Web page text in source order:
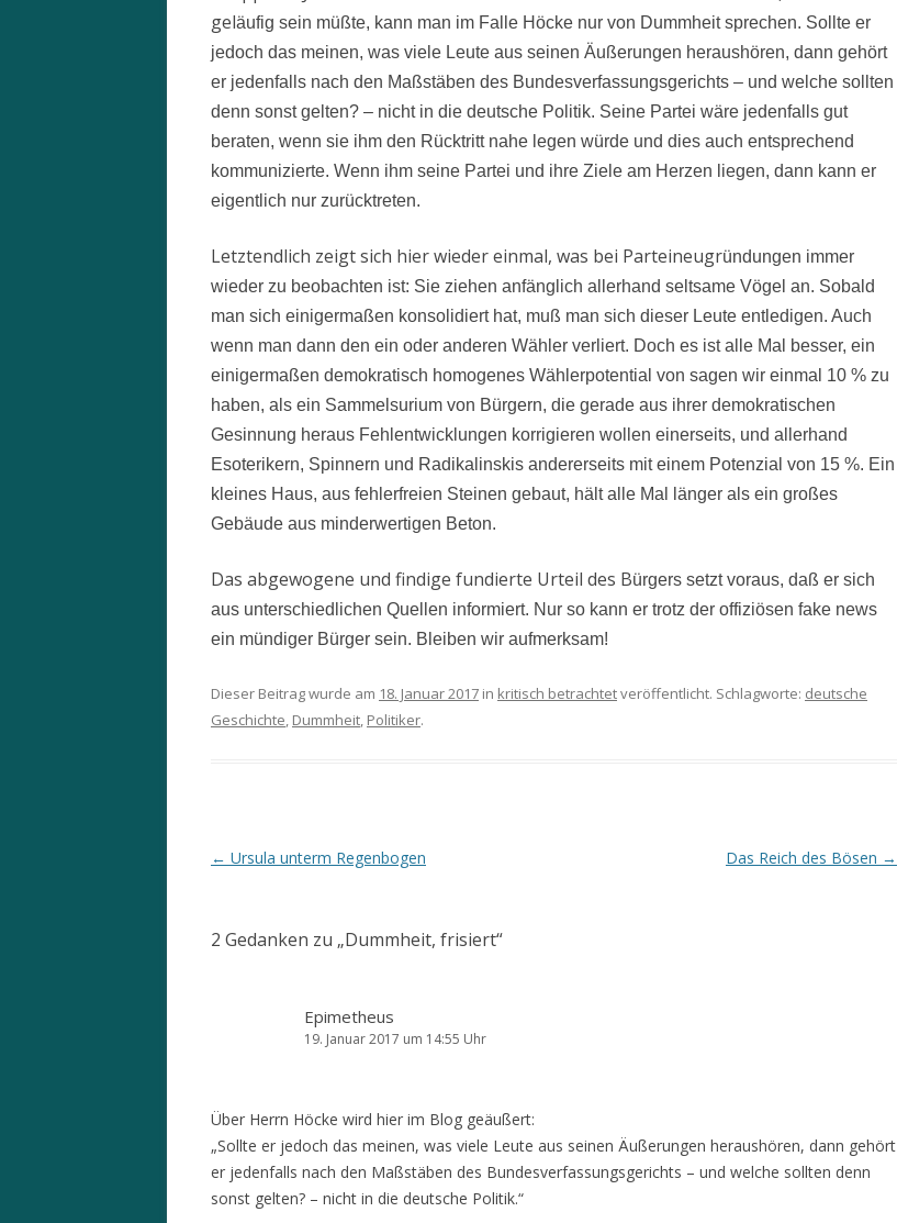
geläufig sein müßte, kann man im Falle Höcke nur von Dummheit sprechen. Sollte er
jedoch das meinen, was viele Leute aus seinen Äußerungen heraushören, dann gehört
er jedenfalls nach den Maßstäben des Bundesverfassungsgerichts – und welche sollten
denn sonst gelten? – nicht in die deutsche Politik. Seine Partei wäre jedenfalls gut
beraten, wenn sie ihm den Rücktritt nahe legen würde und dies auch entsprechend
kommunizierte. Wenn ihm seine Partei und ihre Ziele am Herzen liegen, dann kann er
eigentlich nur zurücktreten.
Letztendlich zeigt sich hier wieder einmal, was bei Parteineugründungen immer
wieder zu beobachten ist: Sie ziehen anfänglich allerhand seltsame Vögel an. Sobald
man sich einigermaßen konsolidiert hat, muß man sich dieser Leute entledigen. Auch
wenn man dann den ein oder anderen Wähler verliert. Doch es ist alle Mal besser, ein
einigermaßen demokratisch homogenes Wählerpotential von sagen wir einmal 10 % zu
haben, als ein Sammelsurium von Bürgern, die gerade aus ihrer demokratischen
Gesinnung heraus Fehlentwicklungen korrigieren wollen einerseits, und allerhand
Esoterikern, Spinnern und Radikalinskis andererseits mit einem Potenzial von 15 %. Ein
kleines Haus, aus fehlerfreien Steinen gebaut, hält alle Mal länger als ein großes
Gebäude aus minderwertigen Beton.
Das abgewogene und findige fundierte Urteil des Bürgers setzt voraus, daß er sich
aus unterschiedlichen Quellen informiert. Nur so kann er trotz der offiziösen fake news
ein mündiger Bürger sein. Bleiben wir aufmerksam!
Dieser Beitrag wurde am 18. Januar 2017 in kritisch betrachtetveröffentlicht. Schlagworte: deutsche
Geschichte, Dummheit, Politiker.
Beitrags-
← Ursula unterm Regenbogen Das Reich des Bösen →
2 Gedanken zu „Dummheit, frisiert“
Epimetheus
19. Januar 2017 um 14:55 Uhr
Über Herrn Höcke wird hier im Blog geäußert:
„Sollte er jedoch das meinen, was viele Leute aus seinen Äußerungen heraushören, dann gehört
er jedenfalls nach den Maßstäben des Bundesverfassungsgerichts – und welche sollten denn
sonst gelten? – nicht in die deutsche Politik.“